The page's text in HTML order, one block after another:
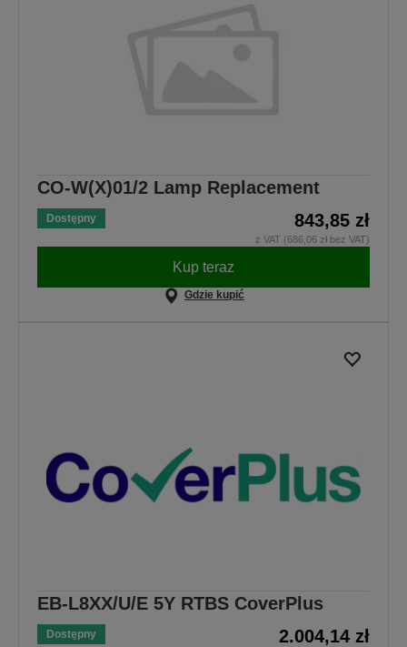
CO-W(X)01/2 Lamp Replacement
Dostępny 843,85 zł
z VAT (686,06 zł bez VAT)
Kup teraz
Gdzie kupić
EB-L8XX/U/E 5Y RTBS CoverPlus
Dostępny 2.004,14 zł